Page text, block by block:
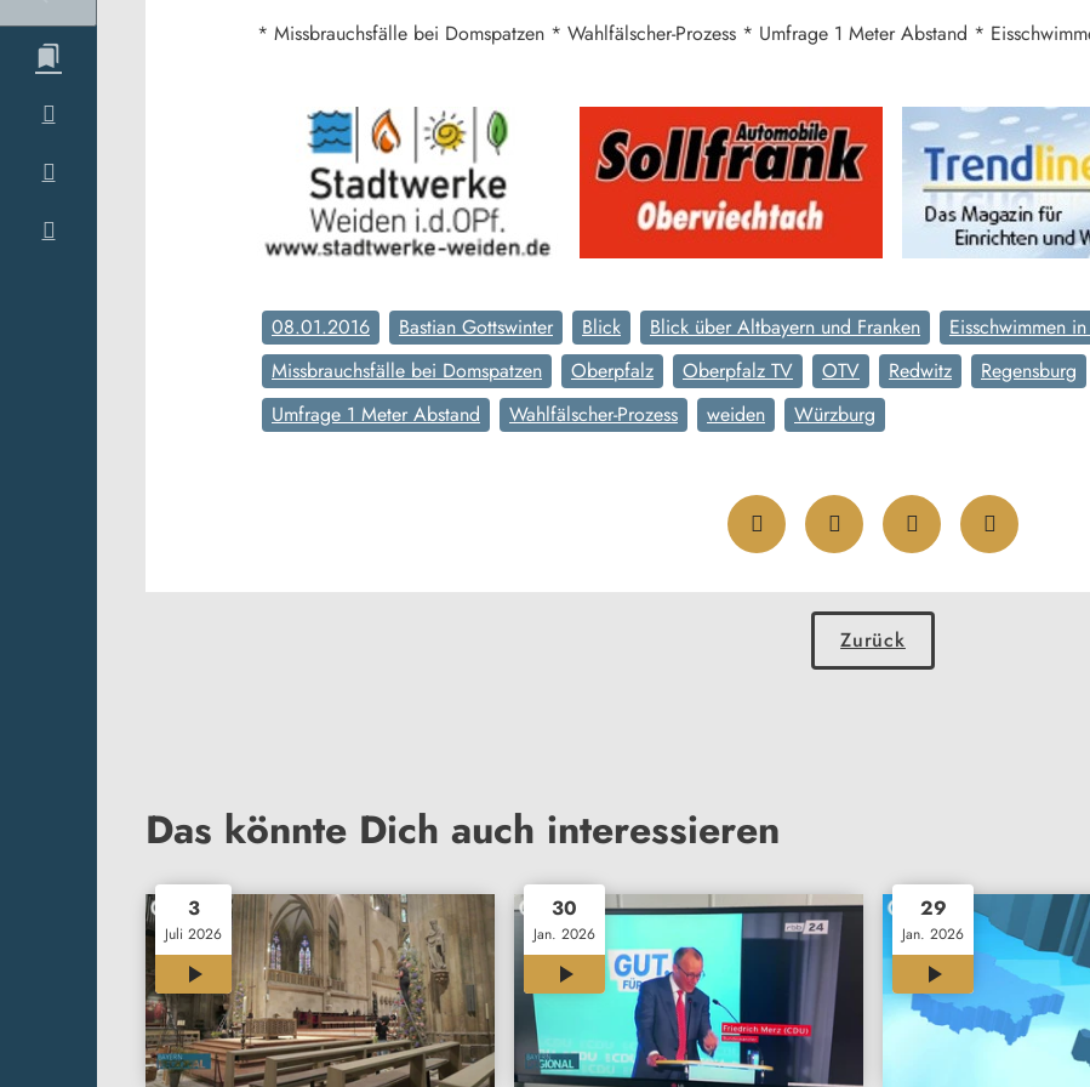
* Missbrauchsfälle bei Domspatzen * Wahlfälscher-Prozess * Umfrage 1 Meter Abstand *
08.01.2016 Bastian Gottswinter Blick Blick über Altbayern und Franken Eisschwimmen
Missbrauchsfälle bei Domspatzen
Oberpfalz Oberpfalz TV OTV Redwitz Regensburg
Umfrage 1 Meter Abstand
Wahlfälscher-Prozess weiden Würzburg
Zurück
Das könnte Dich auch interessieren
3
Juli 2026
12:00
30
Jan. 2026
29
Jan. 2026
12:00